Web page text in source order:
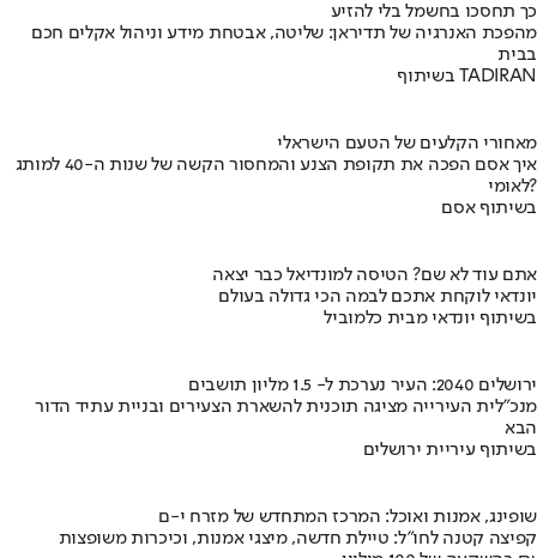
כך תחסכו בחשמל בלי להזיע
מהפכת האנרגיה של תדיראן: שליטה, אבטחת מידע וניהול אקלים חכם
בבית
בשיתוף TADIRAN
מאחורי הקלעים של הטעם הישראלי
איך אסם הפכה את תקופת הצנע והמחסור הקשה של שנות ה-40 למותג
לאומי?
בשיתוף אסם
אתם עוד לא שם? הטיסה למונדיאל כבר יצאה
יונדאי לוקחת אתכם לבמה הכי גדולה בעולם
בשיתוף יונדאי מבית כלמוביל
ירושלים 2040: העיר נערכת ל- 1.5 מליון תושבים
מנכ"לית העירייה מציגה תוכנית להשארת הצעירים ובניית עתיד הדור
הבא
בשיתוף עיריית ירושלים
שופינג, אמנות ואוכל: המרכז המתחדש של מזרח י-ם
קפיצה קטנה לחו"ל: טיילת חדשה, מיצגי אמנות, וכיכרות משופצות